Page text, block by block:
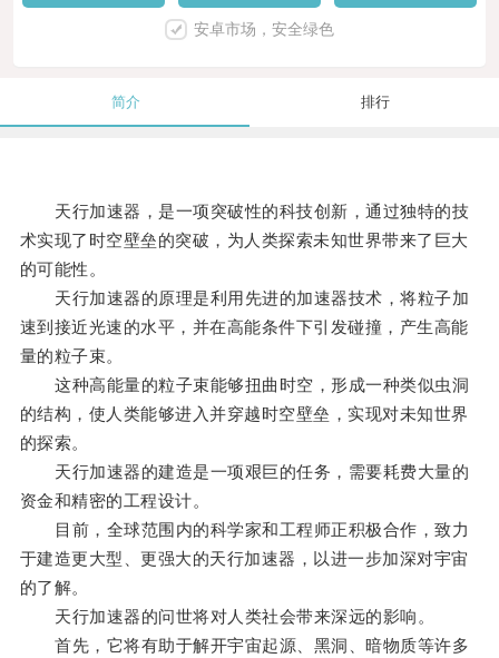
安卓市场，安全绿色
简介 排行
天行加速器，是一项突破性的科技创新，通过独特的技
术实现了时空壁垒的突破，为人类探索未知世界带来了巨大
的可能性。
天行加速器的原理是利用先进的加速器技术，将粒子加
速到接近光速的水平，并在高能条件下引发碰撞，产生高能
量的粒子束。
这种高能量的粒子束能够扭曲时空，形成一种类似虫洞
的结构，使人类能够进入并穿越时空壁垒，实现对未知世界
的探索。
天行加速器的建造是一项艰巨的任务，需要耗费大量的
资金和精密的工程设计。
目前，全球范围内的科学家和工程师正积极合作，致力
于建造更大型、更强大的天行加速器，以进一步加深对宇宙
的了解。
天行加速器的问世将对人类社会带来深远的影响。
首先，它将有助于解开宇宙起源、黑洞、暗物质等许多